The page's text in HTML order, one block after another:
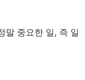
말 중요한 일, 즉 일